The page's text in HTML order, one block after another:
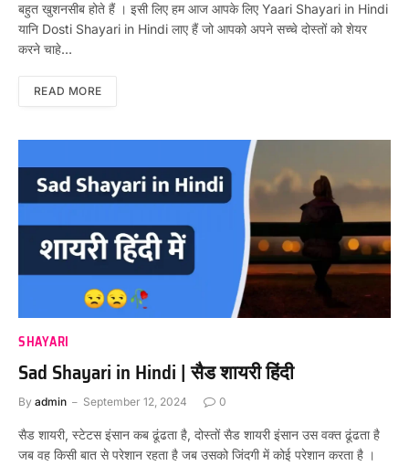
बहुत खुशनसीब होते हैं । इसी लिए हम आज आपके लिए Yaari Shayari in Hindi
यानि Dosti Shayari in Hindi लाए हैं जो आपको अपने सच्चे दोस्तों को शेयर
करने चाहे…
READ MORE
SHAYARI
Sad Shayari in Hindi | सैड शायरी हिंदी
By admin September 12, 2024 0
सैड शायरी, स्टेटस इंसान कब ढूंढता है, दोस्तों सैड शायरी इंसान उस वक्त ढूंढता है
जब वह किसी बात से परेशान रहता है जब उसको जिंदगी में कोई परेशान करता है ।